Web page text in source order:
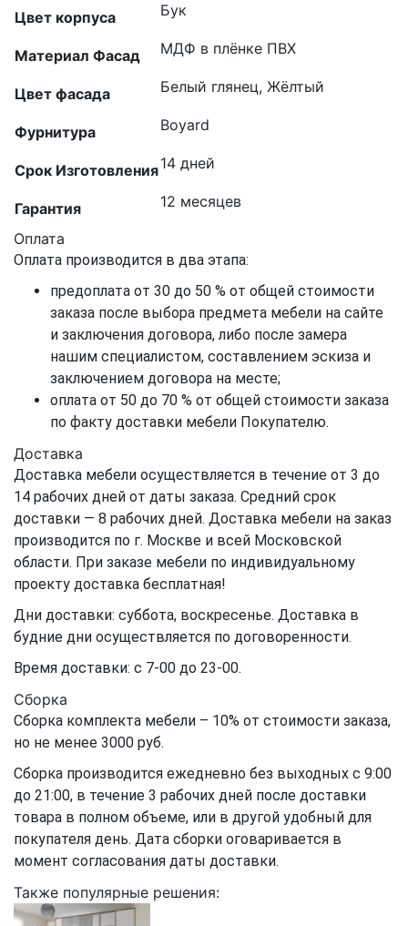
Цвет корпуса Бук
Материал Фасад МДФ в плёнке ПВХ
Цвет фасада Белый глянец, Жёлтый
Фурнитура Boyard
Срок Изготовления14 дней
Гарантия 12 месяцев
Оплата
Оплата производится в два этапа:
предоплата от 30 до 50 % от общей стоимости
заказа после выбора предмета мебели на сайте
и заключения договора, либо после замера
нашим специалистом, составлением эскиза и
заключением договора на месте;
оплата от 50 до 70 % от общей стоимости заказа
по факту доставки мебели Покупателю.
Доставка
Доставка мебели осуществляется в течение от 3 до
14 рабочих дней от даты заказа. Средний срок
доставки — 8 рабочих дней. Доставка мебели на заказ
производится по г. Москве и всей Московской
области. При заказе мебели по индивидуальному
проекту доставка бесплатная!
Дни доставки: суббота, воскресенье. Доставка в
будние дни осуществляется по договоренности.
Время доставки: с 7-00 до 23-00.
Сборка
Сборка комплекта мебели – 10% от стоимости заказа,
но не менее 3000 руб.
Сборка производится ежедневно без выходных с 9:00
до 21:00, в течение 3 рабочих дней после доставки
товара в полном объеме, или в другой удобный для
покупателя день. Дата сборки оговаривается в
момент согласования даты доставки.
Также популярные решения: